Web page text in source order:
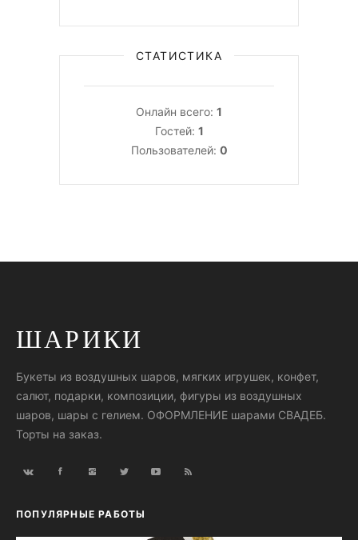
СТАТИСТИКА
Онлайн всего: 1
Гостей: 1
Пользователей: 0
ШАРИКИ
Букеты из воздушных шаров, мягких игрушек, конфет,
салют, подарки, композиции, фигуры из воздушных
шаров, шары с гелием. ОФОРМЛЕНИЕ шарами СВАДЕБ.
Торты на заказ.
ПОПУЛЯРНЫЕ РАБОТЫ